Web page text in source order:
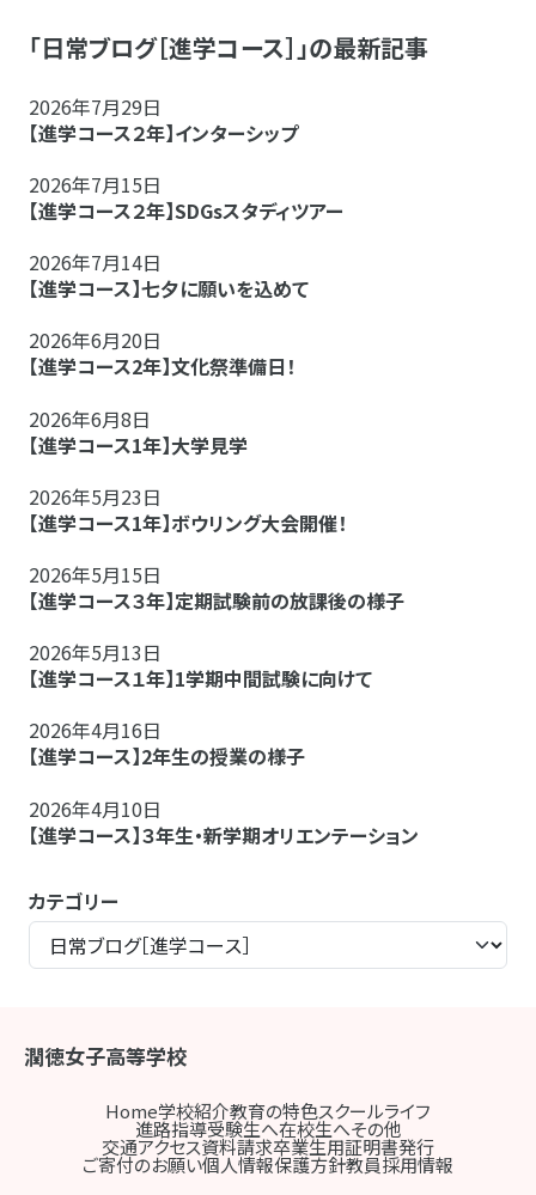
「日常ブログ［進学コース］」の最新記事
2026年7月29日
【進学コース２年】インターシップ
2026年7月15日
【進学コース２年】SDGsスタディツアー
2026年7月14日
【進学コース】七夕に願いを込めて
2026年6月20日
【進学コース2年】文化祭準備日！
2026年6月8日
【進学コース1年】大学見学
2026年5月23日
【進学コース1年】ボウリング大会開催！
2026年5月15日
【進学コース３年】定期試験前の放課後の様子
2026年5月13日
【進学コース１年】1学期中間試験に向けて
2026年4月16日
【進学コース】2年生の授業の様子
2026年4月10日
【進学コース】３年生・新学期オリエンテーション
カテゴリー
潤徳女子高等学校
Home学校紹介教育の特色スクールライフ
進路指導受験生へ在校生へその他
交通アクセス資料請求卒業生用証明書発行
ご寄付のお願い個人情報保護方針教員採用情報